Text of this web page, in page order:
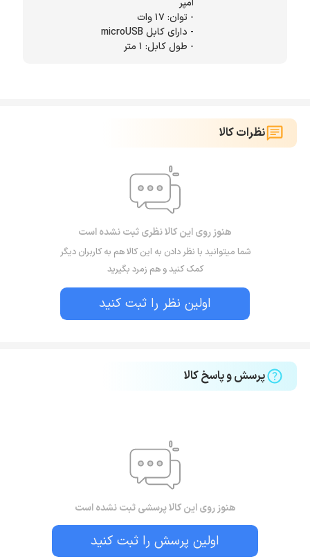
- توان: 17 وات
- دارای کابل microUSB
- طول کابل: 1 متر
نظرات کالا
هنوز روی این کالا نظری ثبت نشده است
شما میتوانید با نظر دادن به این کالا هم به کاربران دیگر
کمک کنید و هم زمرد بگیرید
اولین نظر را ثبت کنید
پرسش و پاسخ کالا
هنوز روی این کالا پرسشی ثبت نشده است
اولین پرسش را ثبت کنید